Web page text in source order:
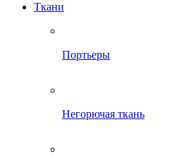
Ткани
Портьеры
Негорючая ткань